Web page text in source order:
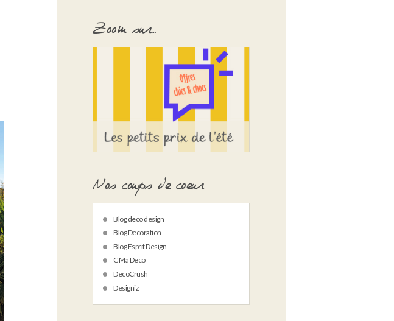
Zoom sur…
Nos coups de coeur
Blog deco design
Blog Decoration
Blog Esprit Design
C Ma Deco
DecoCrush
Designiz